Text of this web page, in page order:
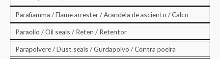
Parafiamma / Flame arrester / Arandela de asciento / Calco
Paraolio / Oil seals / Reten / Retentor
Parapolvere / Dust seals / Gurdapolvo / Contra poeira